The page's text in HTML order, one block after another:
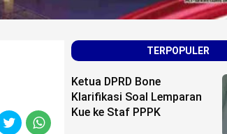
TERPOPULER
Ketua DPRD Bone
Klarifikasi Soal Lemparan
Kue ke Staf PPPK